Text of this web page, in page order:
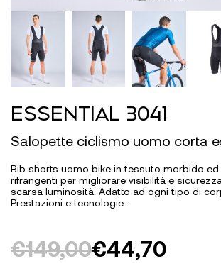
ESSENTIAL 3041
Salopette ciclismo uomo corta
Bib shorts uomo bike in tessuto morbido
rifrangenti per migliorare visibilità e
scarsa luminosità. Adatto ad ogni tipo di
Prestazioni e tecnologie…
€149,00
Il
€44,70
Il